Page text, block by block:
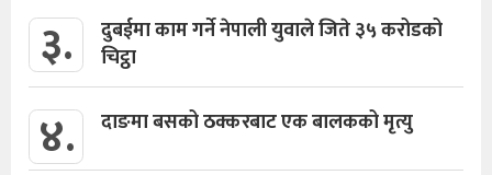
३.
दुबईमा काम गर्ने नेपाली युवाले जिते ३५ करोडको
चिट्ठा
४. दाङमा बसको ठक्करबाट एक बालकको मृत्यु